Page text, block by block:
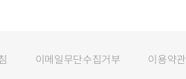
이메일무단수집거부 이용약관